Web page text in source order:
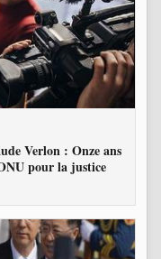
Verlon : Onze ans
pour la justice